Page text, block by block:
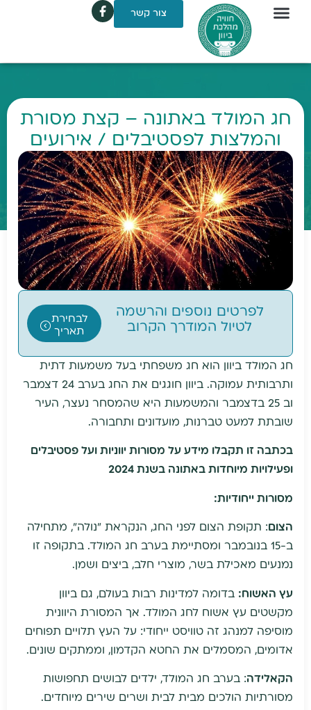
צור קשר
חג המולד באתונה – קצת מסורת
והמלצות לפסטיבלים / אירועים
לפרטים נוספים והרשמה
לטיול המודרך הקרוב
לבחירת
תאריך
חג המולד ביוון הוא חג משפחתי בעל משמעות דתית
ותרבותית עמוקה. ביוון חוגגים את החג בערב 24 דצמבר
וב 25 בדצמבר והמשמעות היא שהמסחר נעצר, העיר
שובתת למעט טברנות, מועדונים ותחבורה.
בכתבה זו תקבלו מידע על מסורות יווניות ועל פסטיבלים
ופעילויות מיוחדות באתונה בשנת 2024
מסורות ייחודיות:
הצום: תקופת הצום לפני החג, הנקראת "נולה", מתחילה
ב-15 בנובמבר ומסתיימת בערב חג המולד. בתקופה זו
נמנעים מאכילת בשר, מוצרי חלב, ביצים ושמן.
עץ האשוח: בדומה למדינות רבות בעולם, גם ביוון
מקשטים עץ אשוח לחג המולד. אך המסורת היוונית
מוסיפה למנהג זה טוויסט ייחודי: על העץ תלויים תפוחים
אדומים, המסמלים את החטא הקדמון, וממתקים שונים.
הקאלידה: בערב חג המולד, ילדים לבושים תחפושות
מסורתיות הולכים מבית לבית ושרים שירים מיוחדים.